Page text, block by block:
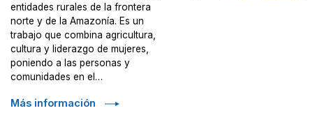
entidades rurales de la frontera
norte y de la Amazonía. Es un
trabajo que combina agricultura,
cultura y liderazgo de mujeres,
poniendo a las personas y
comunidades en el…
Más información